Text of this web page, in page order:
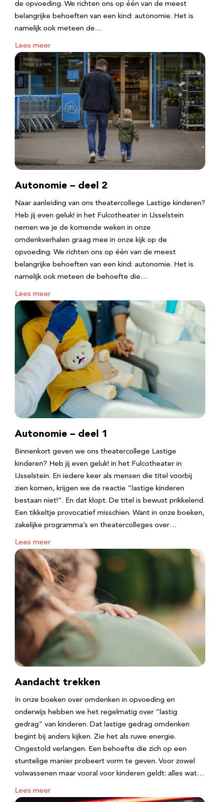
de opvoeding. We richten ons op één van de meest
belangrijke behoeften van een kind: autonomie. Het is
namelijk ook meteen de…
Lees meer
Autonomie – deel 2
Naar aanleiding van ons theatercollege Lastige kinderen?
Heb jij even geluk! in het Fulcotheater in IJsselstein
nemen we je de komende weken in onze
omdenkverhalen graag mee in onze kijk op de
opvoeding. We richten ons op één van de meest
belangrijke behoeften van een kind: autonomie. Het is
namelijk ook meteen de behoefte die…
Lees meer
Autonomie – deel 1
Binnenkort geven we ons theatercollege Lastige
kinderen? Heb jij even geluk! in het Fulcotheater in
IJsselstein. En iedere keer als mensen die titel voorbij
zien komen, krijgen we de reactie “lastige kinderen
bestaan niet!”. En dat klopt. De titel is bewust prikkelend.
Een tikkeltje provocatief misschien. Want in onze boeken,
zakelijke programma’s en theatercolleges over…
Lees meer
Aandacht trekken
In onze boeken over omdenken in opvoeding en
onderwijs hebben we het regelmatig over “lastig
gedrag” van kinderen. Dat lastige gedrag omdenken
begint bij anders kijken. Zie het als ruwe energie.
Ongestold verlangen. Een behoefte die zich op een
stuntelige manier probeert vorm te geven. Voor zowel
volwassenen maar vooral voor kinderen geldt: alles wat…
Lees meer